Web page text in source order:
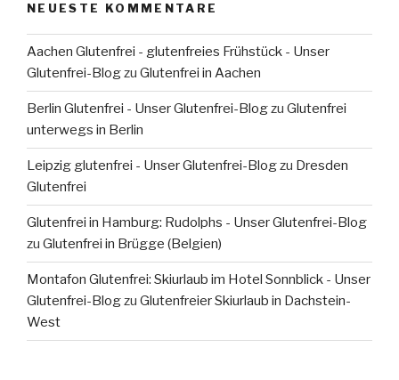
NEUESTE KOMMENTARE
Aachen Glutenfrei - glutenfreies Frühstück - Unser
Glutenfrei-Blogzu Glutenfrei in Aachen
Berlin Glutenfrei - Unser Glutenfrei-Blogzu Glutenfrei
unterwegs in Berlin
Leipzig glutenfrei - Unser Glutenfrei-Blogzu Dresden
Glutenfrei
Glutenfrei in Hamburg: Rudolphs - Unser Glutenfrei-Blog
zu Glutenfrei in Brügge (Belgien)
Montafon Glutenfrei: Skiurlaub im Hotel Sonnblick - Unser
Glutenfrei-Blogzu Glutenfreier Skiurlaub in Dachstein-
West